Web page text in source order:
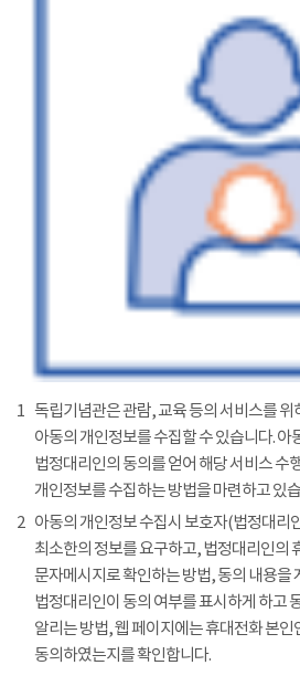
1 독립기념관은 관람, 교육 등의 서비스를 위
아동의 개인정보를 수집할 수 있습니다. 아
법정대리인의 동의를 얻어 해당 서비스 수
개인정보를 수집하는 방법을 마련하고 있
2 아동의 개인정보 수집시 보호자(법정대리
최소한의 정보를 요구하고, 법정대리인의
문자메시지로 확인하는 방법, 동의 내용을
법정대리인이 동의 여부를 표시하게 하고
알리는 방법, 웹 페이지에는 휴대전화 본인
동의하였는지를 확인합니다.